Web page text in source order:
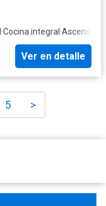
·Cocina integral ·Ascensor
Ver en detalle
5 >